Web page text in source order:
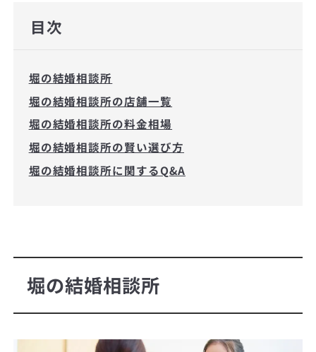
目次
堀の結婚相談所
堀の結婚相談所の店舗一覧
堀の結婚相談所の料金相場
堀の結婚相談所の賢い選び方
堀の結婚相談所に関するQ&A
堀の結婚相談所